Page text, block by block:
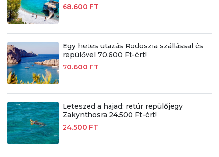
68.600 FT
Egy hetes utazás Rodoszra szállással és
repülővel 70.600 Ft-ért!
70.600 FT
Leteszed a hajad: retúr repülőjegy
Zakynthosra 24.500 Ft-ért!
24.500 FT